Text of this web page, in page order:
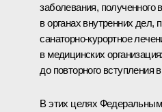
заболевания,
в органах внутренних дел,
санаторно-курортное
в медицинских
до повторного вступления
В этих целях